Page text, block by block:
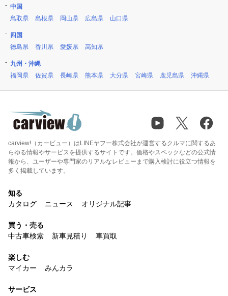
中国
鳥取県
島根県 岡山県 広島県 山口県
四国
徳島県
香川県 愛媛県 高知県
九州・沖縄
福岡県
佐賀県 長崎県 熊本県 大分県 宮崎県 鹿児島県 沖縄県
carview!（カービュー）はLINEヤフー株式会社が運営するクルマに関するあ
らゆる情報やサービスを提供するサイトです。価格やスペックなどの公式情
報から、ユーザーや専門家のリアルなレビューまで購入検討に役立つ情報を
多く掲載しています。
知る
カタログ
ニュース オリジナル記事
買う・売る
中古車検索
新車見積り 車買取
楽しむ
マイカー
みんカラ
サービス